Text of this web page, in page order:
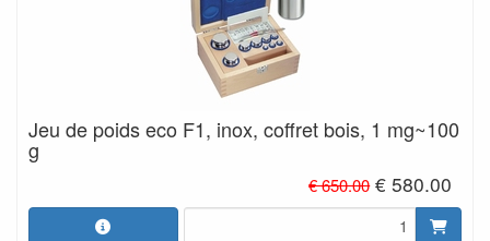
Jeu de poids eco F1, inox, coffret bois, 1 mg~100
g
€ 650.00 € 580.00